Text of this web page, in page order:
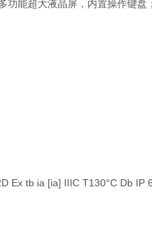
能超大液晶屏，内置操作键盘
Ex tb ia [ia] IIIC T130°C Db IP